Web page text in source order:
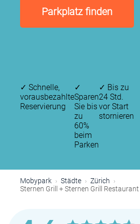
Parkplatz finden
✓ Schnelle,
vorausbezahlte
Reservierung
✓
Sparen
Sie bis
zu
60%
beim
Parken
✓ Bis zu
24 Std.
vor Start
stornieren
Mobypark Städte
Zürich
Sternen Grill + Sternen Grill